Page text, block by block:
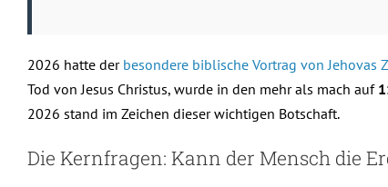
2026 hatte der besondere biblische Vortrag von Jehovas
Tod von Jesus Christus, wurde in den mehr als mach auf
2026 stand im Zeichen dieser wichtigen Botschaft.
Die Kernfragen: Kann der Mensch die